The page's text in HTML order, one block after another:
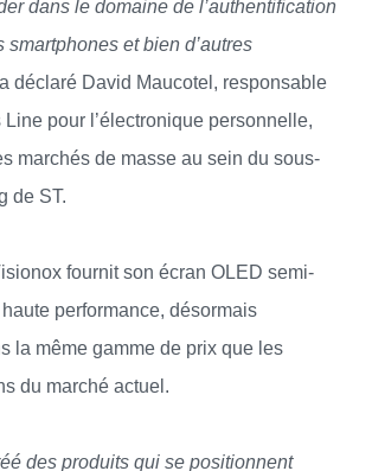
dans le domaine de l’authentification
smartphones et bien d’autres
déclaré David Maucotel, responsable
pour l’électronique personnelle,
marchés de masse au sein du sous-
de ST.
fournit son écran OLED semi-
performance, désormais
la même gamme de prix que les
du marché actuel.
des produits qui se positionnent